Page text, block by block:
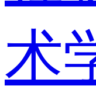
术